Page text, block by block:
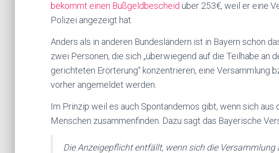
bekommt einen Bußgeldbescheid über 253€, weil er eine
Polizei angezeigt hat.
Anders als in anderen Bundesländern ist in Bayern schon
zwei Personen, die sich „überwiegend auf die Teilhabe an
gerichteten Erörterung“ konzentrieren, eine Versammlung
vorher angemeldet werden.
Im Prinzip weil es auch Spontandemos gibt, wenn sich aus
Menschen zusammenfinden. Dazu sagt das Bayerische
Die Anzeigepflicht entfällt, wenn sich die